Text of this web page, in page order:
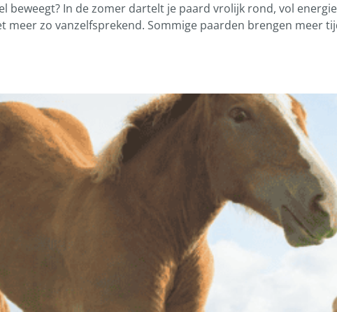
beweegt? In de zomer dartelt je paard vrolijk rond, vol
meer zo vanzelfsprekend. Sommige paarden brengen meer